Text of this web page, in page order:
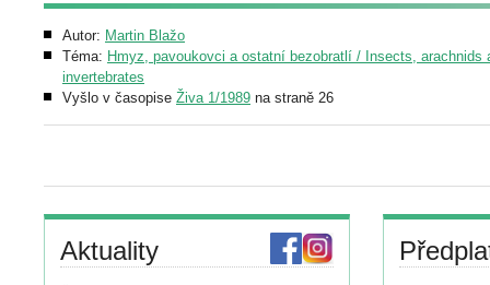
Autor: Martin Blažo
Téma: Hmyz, pavoukovci a ostatní bezobratlí / Insects, arachnids
invertebrates
Vyšlo v časopise Živa 1/1989 na straně 26
Aktuality